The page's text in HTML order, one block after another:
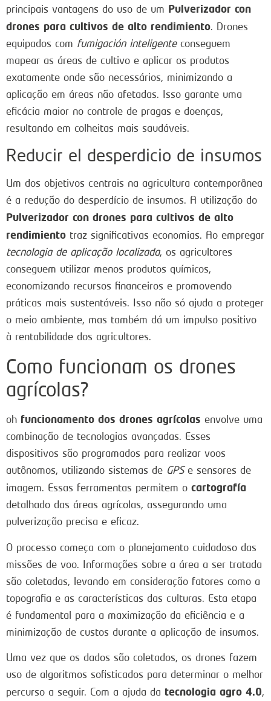
principais vantagens do uso de um Pulverizador con
drones para cultivos de alto rendimiento. Drones
equipados com fumigación inteligenteconseguem
mapear as áreas de cultivo e aplicar os produtos
exatamente onde são necessários, minimizando a
aplicação em áreas não afetadas. Isso garante uma
eficácia maior no controle de pragas e doenças,
resultando em colheitas mais saudáveis.
Reducir el desperdicio de insumos
Um dos objetivos centrais na agricultura contemporânea
é a redução do desperdício de insumos. A utilização do
Pulverizador con drones para cultivos de alto
rendimiento traz significativas economias. Ao empregar
tecnologia de aplicação localizada, os agricultores
conseguem utilizar menos produtos químicos,
economizando recursos financeiros e promovendo
práticas mais sustentáveis. Isso não só ajuda a proteger
o meio ambiente, mas também dá um impulso positivo
à rentabilidade dos agricultores.
Como funcionam os drones
agrícolas?
oh funcionamento dos drones agrícolas envolve uma
combinação de tecnologias avançadas. Esses
dispositivos são programados para realizar voos
autônomos, utilizando sistemas de GPSe sensores de
imagem. Essas ferramentas permitem o cartografía
detalhado das áreas agrícolas, assegurando uma
pulverização precisa e eficaz.
O processo começa com o planejamento cuidadoso das
missões de voo. Informações sobre a área a ser tratada
são coletadas, levando em consideração fatores como a
topografia e as características das culturas. Esta etapa
é fundamental para a maximização da eficiência e a
minimização de custos durante a aplicação de insumos.
Uma vez que os dados são coletados, os drones fazem
uso de algoritmos sofisticados para determinar o melhor
percurso a seguir. Com a ajuda da tecnologia agro 4.0,